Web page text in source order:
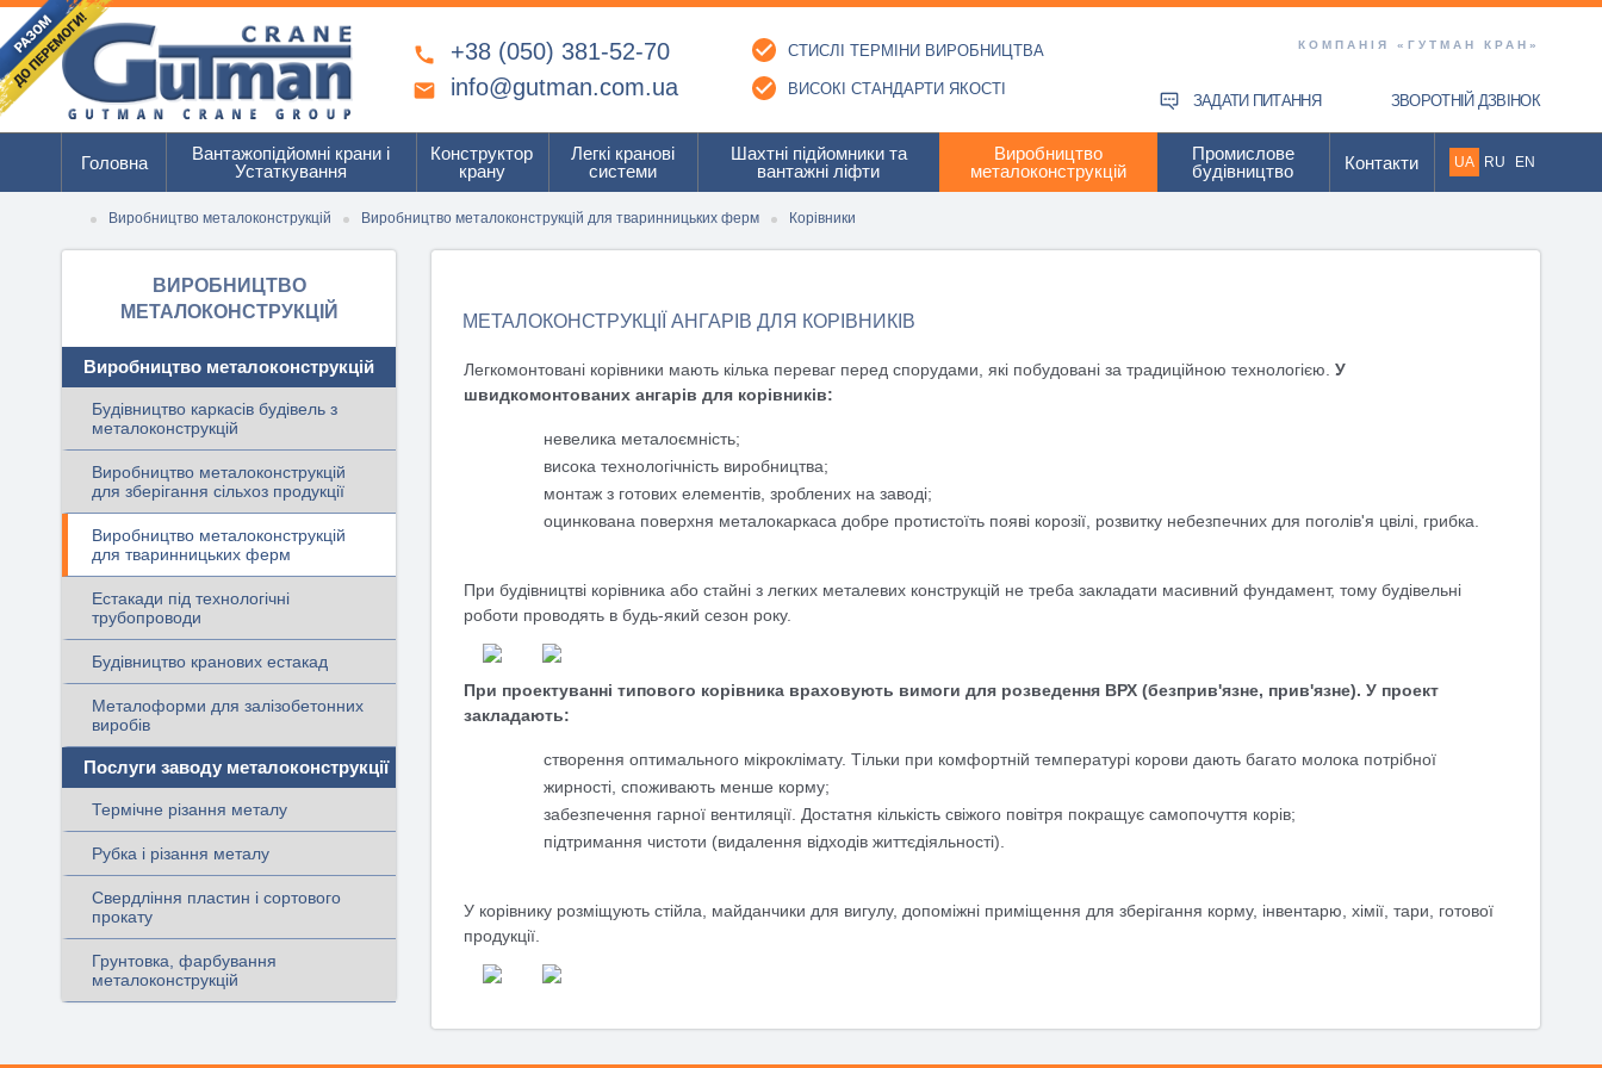
КОМПАНІЯ «ГУТМАН КРАН»
 +38 (050) 381-52-70
 info@gutman.com.ua
СТИСЛІ ТЕРМІНИ ВИРОБНИЦТВА
ВИСОКІ СТАНДАРТИ ЯКОСТІ
ЗАДАТИ ПИТАННЯ ЗВОРОТНІЙ ДЗВІНОК
Головна
Вантажопідйомні крани і
Устаткування
Конструктор
крану
Легкі кранові
системи
Шахтні підйомники та
вантажні ліфти
Виробництво
металоконструкцій
Промислове
будівництво
Контакти UA RU EN
Виробництво металоконструкцій Виробництво металоконструкцій для тваринницьких ферм Корівники
ВИРОБНИЦТВО
МЕТАЛОКОНСТРУКЦІЙ
Виробництво металоконструкцій
Будівництво каркасів будівель з
металоконструкцій
Виробництво металоконструкцій
для зберігання сільхоз продукції
Виробництво металоконструкцій
для тваринницьких ферм
Естакади під технологічні
трубопроводи
Будівництво кранових естакад
Металоформи для залізобетонних
виробів
Послуги заводу металоконструкції
Термічне різання металу
Рубка і різання металу
Свердління пластин і сортового
прокату
Грунтовка, фарбування
металоконструкцій
МЕТАЛОКОНСТРУКЦІЇ АНГАРІВ ДЛЯ КОРІВНИКІВ
Легкомонтовані корівники мають кілька переваг перед спорудами, які побудовані за традиційною технологією. У
швидкомонтованих ангарів для корівників:
невелика металоємність;
висока технологічність виробництва;
монтаж з готових елементів, зроблених на заводі;
оцинкована поверхня металокаркаса добре протистоїть появі корозії, розвитку небезпечних для поголів'я цвілі, грибка.
При будівництві корівника або стайні з легких металевих конструкцій не треба закладати масивний фундамент, тому будівельні
роботи проводять в будь-який сезон року.
При проектуванні типового корівника враховують вимоги для розведення ВРХ (безприв'язне, прив'язне). У проект
закладають:
створення оптимального мікроклімату. Тільки при комфортній температурі корови дають багато молока потрібної
жирності, споживають менше корму;
забезпечення гарної вентиляції. Достатня кількість свіжого повітря покращує самопочуття корів;
підтримання чистоти (видалення відходів життєдіяльності).
У корівнику розміщують стійла, майданчики для вигулу, допоміжні приміщення для зберігання корму, інвентарю, хімії, тари, готової
продукції.